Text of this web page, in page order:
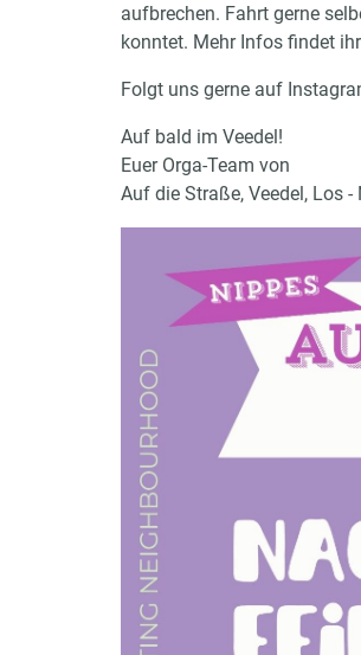
aufbrechen. Fahrt gerne
konntet. Mehr Infos findet ihr
Folgt uns gerne auf
Auf bald im Veedel!
Euer Orga-Team von
Auf die Straße, Veedel, Los